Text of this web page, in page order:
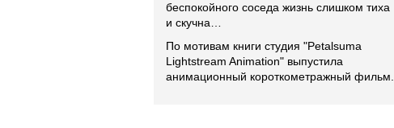
беспокойного соседа жизнь слишком тиха
и скучна…
По мотивам книги студия "Petalsuma
Lightstream Animation" выпустила
анимационный короткометражный фильм.